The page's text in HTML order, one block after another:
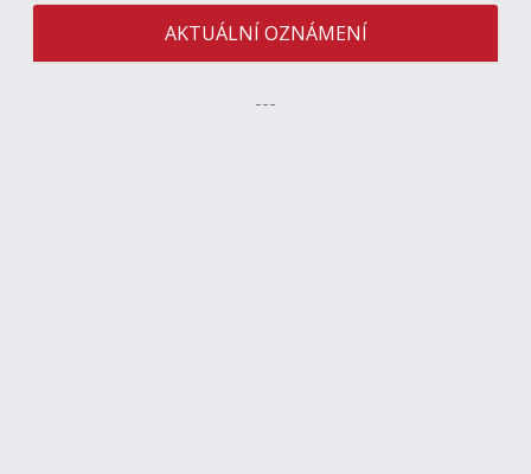
AKTUÁLNÍ OZNÁMENÍ
---